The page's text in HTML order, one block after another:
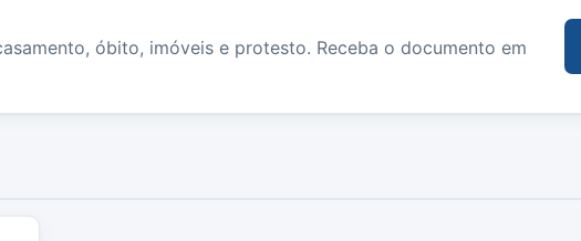
óbito, imóveis e protesto. Receba o documento em